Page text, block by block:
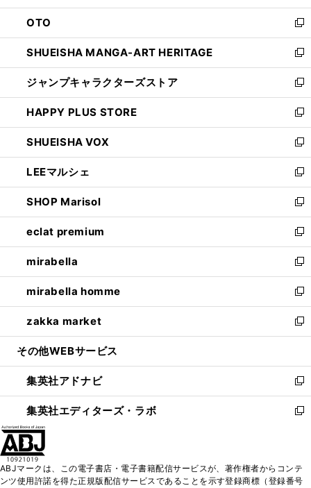
ウ
で
開
く
ン
ド
ウ
で
開
く
OTO
新
し
い
ウ
ィ
ン
ド
ウ
で
開
く
SHUEISHA MANGA-ART HERITAGE
新
し
い
ウ
ィ
ン
ド
ウ
で
開
く
ジャンプキャラクターズストア
新
し
い
ウ
ィ
ン
ド
ウ
で
開
く
HAPPY PLUS STORE
新
し
い
ウ
ィ
ン
ド
ウ
で
開
く
SHUEISHA VOX
新
し
い
ウ
ィ
ン
ド
ウ
で
開
く
LEEマルシェ
新
し
い
ウ
ィ
ン
ド
ウ
で
開
く
SHOP Marisol
新
し
い
ウ
ィ
ン
ド
ウ
で
開
eclat premium
新
し
い
ウ
ィ
ン
ド
ウ
開
く
mirabella
新
し
い
ウ
ィ
ン
ウ
で
開
く
mirabella homme
新
し
い
ウ
ン
ド
ウ
で
zakka market
新
し
ウ
ィ
ン
ド
く
その他WEBサービス
集英社アドナビ
新
し
い
ド
集英社エディターズ・ラボ
新
ィ
ABJマークは、この電子書店・電子書籍配信サービスが、著作権者からコンテ
ンツ使用許諾を得た正規版配信サービスであることを示す登録商標（登録番号